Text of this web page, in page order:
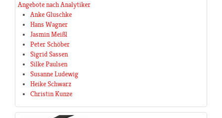
Angebote nach Analytiker
Anke Gluschke
Hans Wagner
Jasmin Meißl
Peter Schöber
Sigrid Sassen
Silke Paulsen
Susanne Ludewig
Heike Schwarz
Christin Kunze